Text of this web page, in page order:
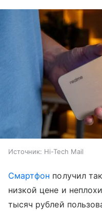
Источник: Hi-Tech Mail
Смартфон получил
низкой цене и
тысяч рублей